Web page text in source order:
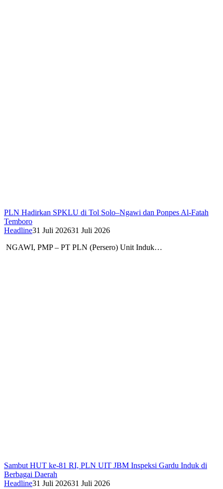
PLN Hadirkan SPKLU di Tol Solo–Ngawi dan Ponpes Al-Fatah
Temboro
Headline31 Juli 202631 Juli 2026
NGAWI, PMP – PT PLN (Persero) Unit Induk…
Sambut HUT ke-81 RI, PLN UIT JBM Inspeksi Gardu Induk di
Berbagai Daerah
Headline31 Juli 202631 Juli 2026